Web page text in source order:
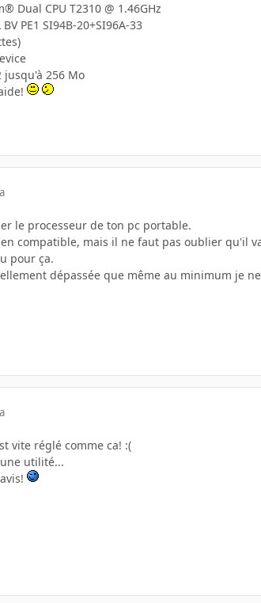
Dual CPU T2310 @ 1.46GHz
PE1 SI94B-20+SI96A-33
jusqu'à 256 Mo
le processeur de ton pc portable.
compatible, mais il ne faut pas oublier qu'il
pour ça.
dépassée que même au minimum je
vite réglé comme ca! :(
utilité...